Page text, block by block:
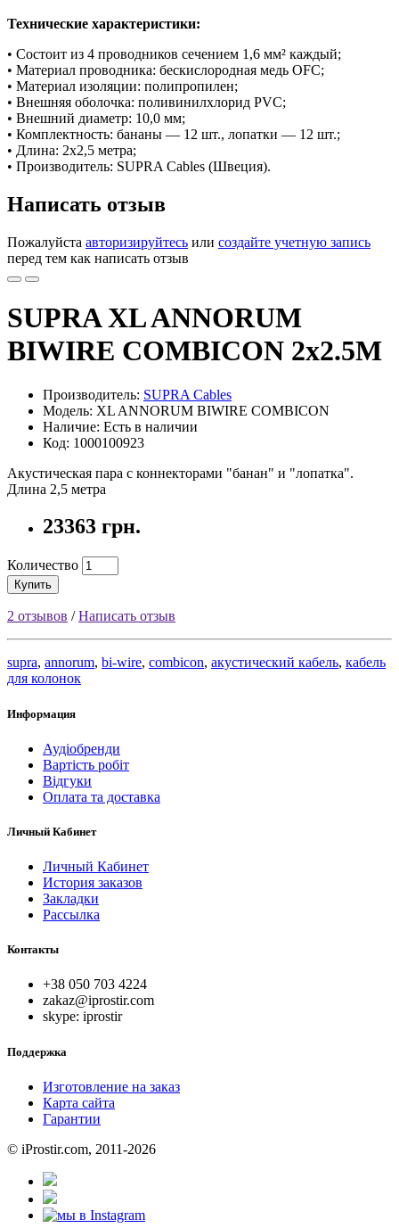
Технические характеристики:
• Состоит из 4 проводников сечением 1,6 мм² каждый;
• Материал проводника: бескислородная медь OFC;
• Материал изоляции: полипропилен;
• Внешняя оболочка: поливинилхлорид PVC;
• Внешний диаметр: 10,0 мм;
• Комплектность: бананы — 12 шт., лопатки — 12 шт.;
• Длина: 2x2,5 метра;
• Производитель: SUPRA Cables (Швеция).
Написать отзыв
Пожалуйста авторизируйтесь или создайте учетную запись
перед тем как написать отзыв
SUPRA XL ANNORUM
BIWIRE COMBICON 2x2.5M
Производитель: SUPRA Cables
Модель: XL ANNORUM BIWIRE COMBICON
Наличие: Есть в наличии
Код: 1000100923
Акустическая пара с коннекторами "банан" и "лопатка".
Длина 2,5 метра
23363 грн.
Количество
Купить
2 отзывов /Написать отзыв
supra, annorum, bi-wire, combicon, акустический кабель, кабель
для колонок
Информация
Аудіобренди
Вартість робіт
Відгуки
Оплата та доставка
Личный Кабинет
Личный Кабинет
История заказов
Закладки
Рассылка
Контакты
+38 050 703 4224
zakaz@iprostir.com
skype: iprostir
Поддержка
Изготовление на заказ
Карта сайта
Гарантии
© iProstir.com, 2011-2026